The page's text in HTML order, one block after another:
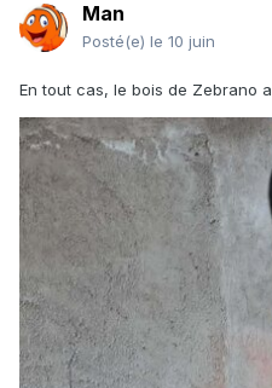
Man
Posté(e) le 10 juin
En tout cas, le bois de Zebrano